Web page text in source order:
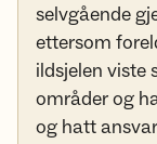
selvgående
ettersom
ildsjelen viste
områder og
og hatt